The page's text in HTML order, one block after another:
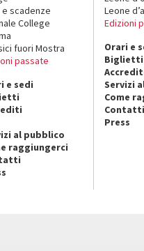
e scadenze
College
fuori Mostra
passate
e sedi
al pubblico
raggiungerci
Leone
Edizioni
Orari e
Biglietti
Servizi
Come
Contatti
Press